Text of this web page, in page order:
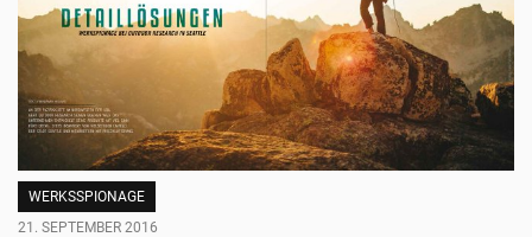
WERKSSPIONAGE
21. SEPTEMBER 2016